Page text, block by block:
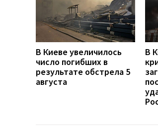
В Киеве увеличилось
число погибших в
результате обстрела 5
августа
В